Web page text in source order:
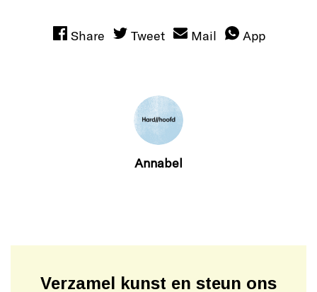
Share Tweet Mail App
Annabel
Verzamel kunst en steun ons